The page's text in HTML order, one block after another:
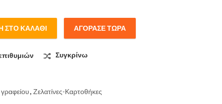
quantity
ΣΤΟ ΚΑΛΆΘΙ ΑΓΌΡΑΣΕ ΤΏΡΑ
Συγκρίνω
, Ζελατίνες-Καρτοθήκες